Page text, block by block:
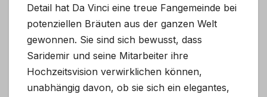
Detail hat Da Vinci eine treue Fangemeinde bei
potenziellen Bräuten aus der ganzen Welt
gewonnen. Sie sind sich bewusst, dass
Saridemir und seine Mitarbeiter ihre
Hochzeitsvision verwirklichen können,
unabhängig davon, ob sie sich ein elegantes,